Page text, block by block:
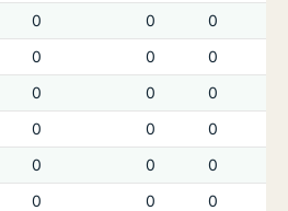
0 0
0
0 0
0
0 0
0
0 0
0
0 0
0
0 0
0